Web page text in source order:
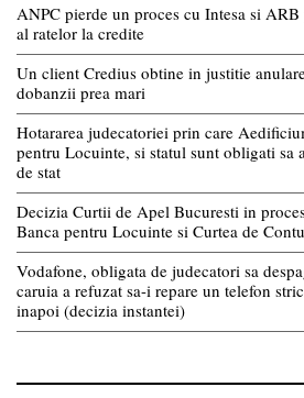
ANPC pierde un proces cu Intesa si
al ratelor la credite
Un client Credius obtine in justitie
dobanzii prea mari
Hotararea judecatoriei prin care
pentru Locuinte, si statul sunt obligati sa
de stat
Decizia Curtii de Apel Bucuresti in
Banca pentru Locuinte si Curtea de
Vodafone, obligata de judecatori sa
caruia a refuzat sa-i repare un telefon
inapoi (decizia instantei)